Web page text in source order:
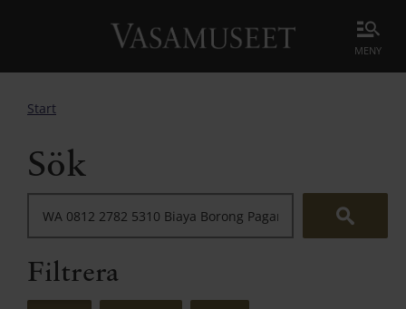
meny
Start
Sök
Filtrera